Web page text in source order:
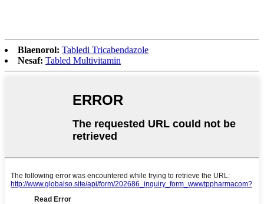
Blaenorol: Tabledi Tricabendazole
Nesaf: Tabled Multivitamin